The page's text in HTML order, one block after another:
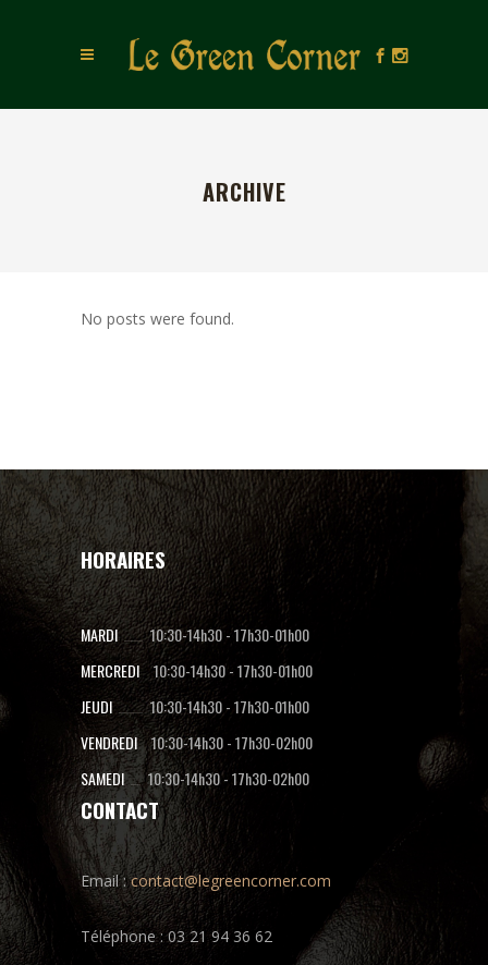
ARCHIVE
No posts were found.
HORAIRES
MARDI 10:30-14h30-17h30-01h00
MERCREDI
10:30-14h30-17h30-01h00
JEUDI
10:30-14h30-17h30-01h00
VENDREDI
10:30-14h30-17h30-02h00
SAMEDI
10:30-14h30-17h30-02h00
CONTACT
Email :contact@legreencorner.com
Téléphone : 03 21 94 36 62